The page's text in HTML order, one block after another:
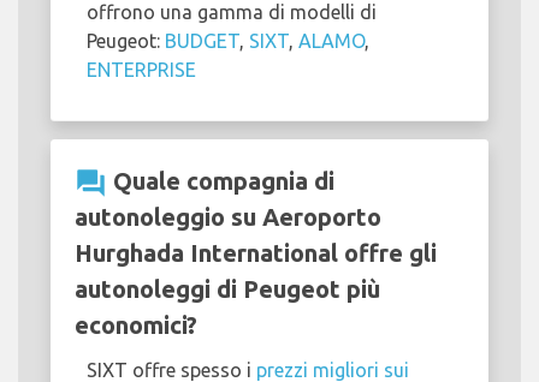
offrono una gamma di modelli di
Peugeot: BUDGET, SIXT, ALAMO,
ENTERPRISE
question_answer Quale compagnia di
autonoleggio su Aeroporto
Hurghada International offre gli
autonoleggi di Peugeot più
economici?
SIXT offre spesso i prezzi migliori sui